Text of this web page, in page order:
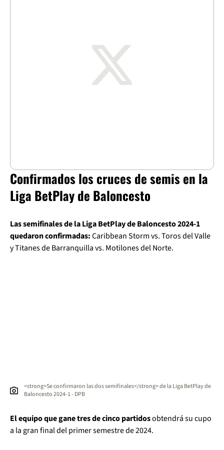
Confirmados los cruces de semis en la
Liga BetPlay de Baloncesto
Las semifinales de la Liga BetPlay de Baloncesto 2024-1
quedaron confirmadas:Caribbean Storm vs. Toros del Valle
y Titanes de Barranquilla vs. Motilones del Norte.
<strong>Se confirmaron las dos semifinales</strong> de la Liga BetPlay de
Baloncesto 2024-1 - DPB
El equipo que gane tres de cinco partidosobtendrá su cupo
a la gran final del primer semestre de 2024.